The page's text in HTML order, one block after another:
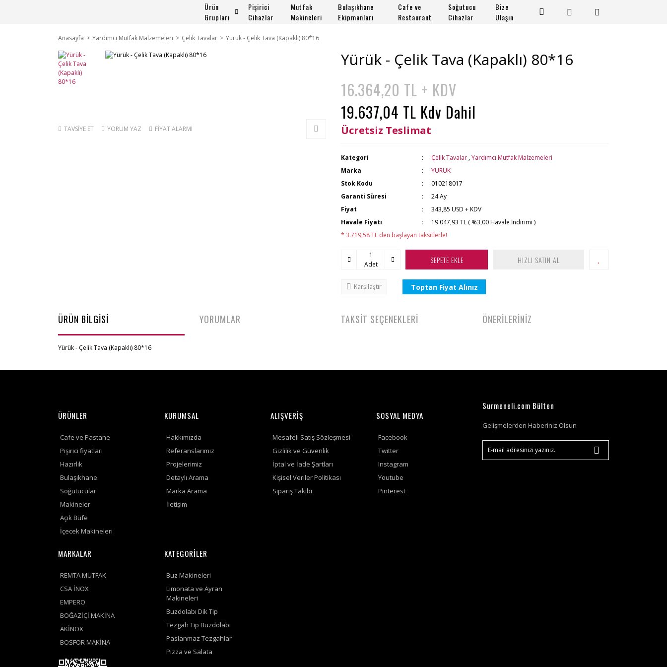
Ürün
Grupları
Pişirici
Cihazlar
Mutfak
Makineleri
Bulaşıkhane
Ekipmanları
Cafe ve
Restaurant
Soğutucu
Cihazlar
Bize
Ulaşın
Anasayfa Yardımcı Mutfak Malzemeleri Çelik Tavalar Yürük - Çelik Tava (Kapaklı) 80*16
TAVSİYE ET YORUM YAZ FİYAT ALARMI
Yürük - Çelik Tava (Kapaklı) 80*16
16.364,20 TL + KDV
19.637,04 TL Kdv Dahil
Ücretsiz Teslimat
Kategori Çelik Tavalar ,Yardımcı Mutfak Malzemeleri
Marka
YÜRÜK
Stok Kodu
010218017
Garanti Süresi
24 Ay
Fiyat
343,85 USD + KDV
Havale Fiyatı
19.047,93 TL ( %3,00 Havale İndirimi )
* 3.719,58 TL den başlayan taksitlerle!
Adet SEPETE EKLE HIZLI SATIN AL
Karşılaştır Toptan Fiyat Alınız
ÜRÜN BİLGİSİ
Yürük - Çelik Tava (Kapaklı) 80*16
YORUMLAR TAKSİT SEÇENEKLERİ ÖNERİLERİNİZ
ÜRÜNLER
Cafe ve Pastane
Pişirici fiyatları
Hazırlık
Bulaşıkhane
Soğutucular
Makineler
Açık Büfe
İçecek Makineleri
KURUMSAL
Hakkımızda
Referanslarımız
Projelerimiz
Detaylı Arama
Marka Arama
İletişim
ALIŞVERİŞ
Mesafeli Satış Sözleşmesi
Gizlilik ve Güvenlik
İptal ve İade Şartları
Kişisel Veriler Politikası
Sipariş Takibi
SOSYAL MEDYA
Facebook
Twitter
Instagram
Youtube
Pinterest
MARKALAR
REMTA MUTFAK
CSA İNOX
EMPERO
BOĞAZİÇİ MAKİNA
AKİNOX
BOSFOR MAKİNA
KATEGORİLER
Buz Makineleri
Limonata ve Ayran
Makineleri
Buzdolabı Dik Tip
Tezgah Tip Buzdolabı
Paslanmaz Tezgahlar
Pizza ve Salata
Surmeneli.com Bülten
Gelişmelerden Haberiniz Olsun